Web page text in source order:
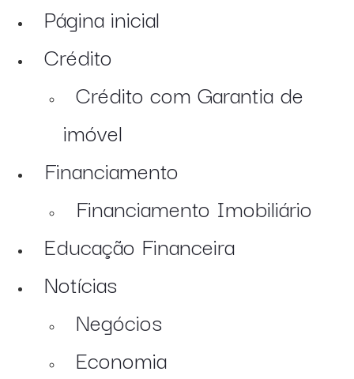
Página inicial
Crédito
Crédito com Garantia de
imóvel
Financiamento
Financiamento Imobiliário
Educação Financeira
Notícias
Negócios
Economia